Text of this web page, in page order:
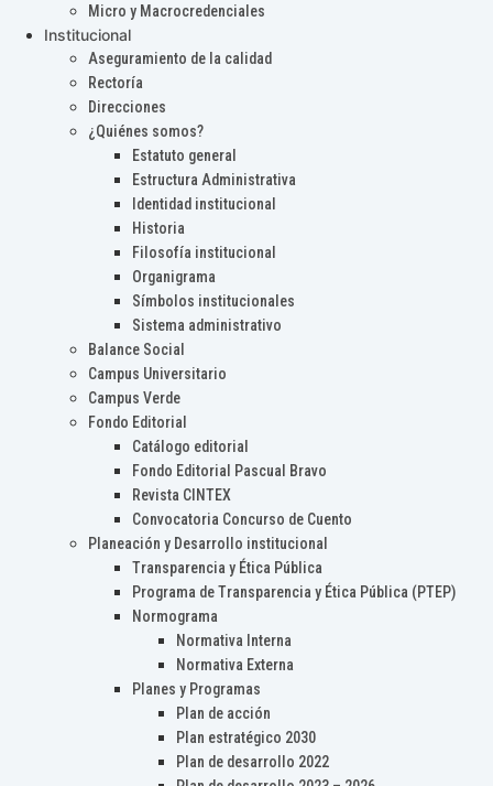
Micro y Macrocredenciales
Institucional
Aseguramiento de la calidad
Rectoría
Direcciones
¿Quiénes somos?
Estatuto general
Estructura Administrativa
Identidad institucional
Historia
Filosofía institucional
Organigrama
Símbolos institucionales
Sistema administrativo
Balance Social
Campus Universitario
Campus Verde
Fondo Editorial
Catálogo editorial
Fondo Editorial Pascual Bravo
Revista CINTEX
Convocatoria Concurso de Cuento
Planeación y Desarrollo institucional
Transparencia y Ética Pública
Programa de Transparencia y Ética Pública (PTEP)
Normograma
Normativa Interna
Normativa Externa
Planes y Programas
Plan de acción
Plan estratégico 2030
Plan de desarrollo 2022